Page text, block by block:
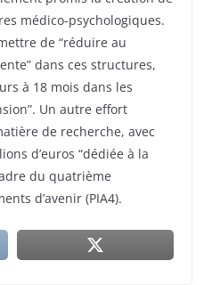
médico-psychologiques.
de “réduire au
dans ces structures,
à 18 mois dans les
Un autre effort
de recherche, avec
d’euros “dédiée à la
du quatrième
d’avenir (PIA4).